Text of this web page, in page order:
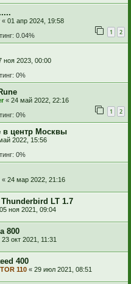
« 01 апр 2024, 19:58
1 2
0.04%
ноя 2023, 00:00
0%
« 24 май 2022, 22:16
1 2
0%
в центр Москвы
2022, 15:56
0%
« 24 мар 2022, 21:16
LT 1.7
05 ноя 2021, 09:04
800
23 окт 2021, 11:31
400
110 « 29 июл 2021, 08:51